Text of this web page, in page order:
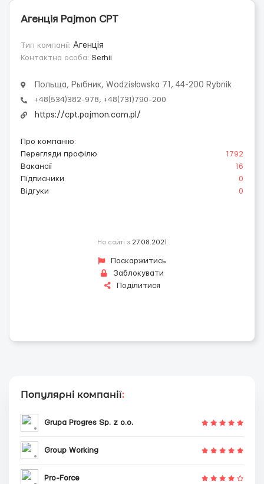
Агенція Pajmon CPT
Тип компанії: Агенція
Контактна особа: Serhii
Польща, Рыбник, Wodzisławska 71, 44-200 Rybnik
+48(534)382-978, +48(731)790-200
https://cpt.pajmon.com.pl/
Про компанію:
Перегляди профілю
1792
Вакансії
16
Підписники
0
Відгуки
0
На сайті з 27.08.2021
Поскаржитись
Заблокувати
Поділитися
Популярні компанії:
Grupa Progres Sp. z o.o.
Group Working
Pro-Force